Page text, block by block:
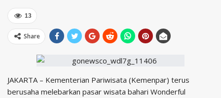
13
Share
JAKARTA – Kementerian Pariwisata (Kemenpar) terus
berusaha melebarkan pasar wisata bahari Wonderful